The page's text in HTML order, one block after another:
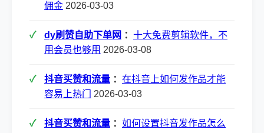
佣金 2026-03-03
dy刷赞自助下单网 ： 十大免费剪辑软件，不
用会员也够用 2026-03-08
抖音买赞和流量 ： 在抖音上如何发作品才能
容易上热门
2026-03-03
抖音买赞和流量 ： 如何设置抖音发作品怎么